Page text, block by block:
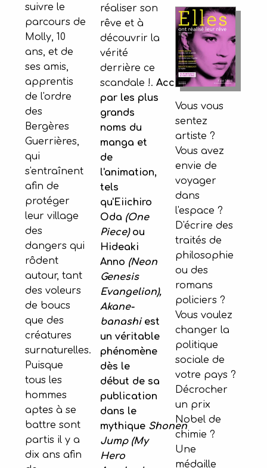
réaliser son
rêve et à
découvrir la
vérité
derrière ce
scandale !. Acclamé
par les plus
grands
noms du
manga et
de
l'animation,
tels
qu'Eiichiro
Oda (One
Piece) ou
Hideaki
Anno (Neon
Genesis
Evangelion),
Akane-
banashiest
un véritable
phénomène
dès le
début de sa
publication
dans le
mythique Shonen
Jump (My
Hero
suivre le
parcours de
Molly, 10
ans, et de
ses amis,
apprentis
de l'ordre
des
Bergères
Guerrières,
qui
s'entraînent
afin de
protéger
leur village
des
dangers qui
rôdent
autour, tant
des voleurs
de boucs
que des
créatures
surnaturelles.
Puisque
tous les
hommes
aptes à se
battre sont
partis il y a
dix ans afin
Vous vous
sentez
artiste ?
Vous avez
envie de
voyager
dans
l'espace ?
D'écrire des
traités de
philosophie
ou des
romans
policiers ?
Vous voulez
changer la
politique
sociale de
votre pays ?
Décrocher
un prix
Nobel de
chimie ?
Une
médaille